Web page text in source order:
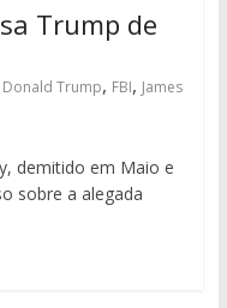
Trump de
Donald Trump, FBI, James
demitido em Maio e
sobre a alegada